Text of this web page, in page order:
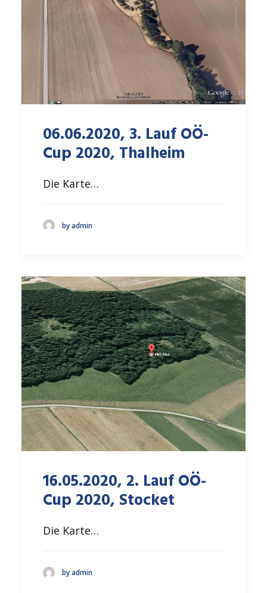
06.06.2020, 3. Lauf OÖ-
Cup 2020, Thalheim
Die Karte…
by admin
16.05.2020, 2. Lauf OÖ-
Cup 2020, Stocket
Die Karte…
by admin